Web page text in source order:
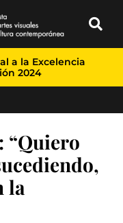
a la Excelencia
2024
“Quiero
la